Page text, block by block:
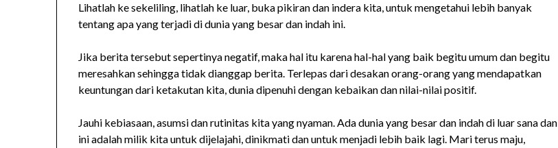
Lihatlah ke sekeliling, lihatlah ke luar, buka pikiran dan indera kita, untuk mengetahui lebih banyak
tentang apa yang terjadi di dunia yang besar dan indah ini.
Jika berita tersebut sepertinya negatif, maka hal itu karena hal-hal yang baik begitu umum dan begitu
meresahkan sehingga tidak dianggap berita. Terlepas dari desakan orang-orang yang mendapatkan
keuntungan dari ketakutan kita, dunia dipenuhi dengan kebaikan dan nilai-nilai positif.
Jauhi kebiasaan, asumsi dan rutinitas kita yang nyaman. Ada dunia yang besar dan indah di luar sana dan
ini adalah milik kita untuk dijelajahi, dinikmati dan untuk menjadi lebih baik lagi. Mari terus maju,